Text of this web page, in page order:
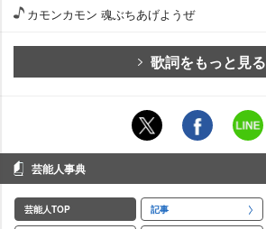
カモンカモン 魂ぶちあげようぜ
歌詞をもっと見る
芸能人事典
芸能人TOP 記事